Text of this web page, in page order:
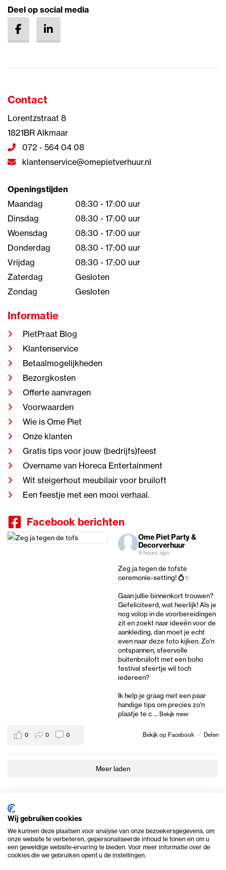
Deel op social media
Contact
Lorentzstraat 8
1821BR Alkmaar
072 - 564 04 08
klantenservice@omepietverhuur.nl
Openingstijden
Maandag
08:30 - 17:00 uur
Dinsdag
08:30 - 17:00 uur
Woensdag
08:30 - 17:00 uur
Donderdag
08:30 - 17:00 uur
Vrijdag
08:30 - 17:00 uur
Zaterdag
Gesloten
Zondag
Gesloten
Informatie
PietPraat Blog
Klantenservice
Betaalmogelijkheden
Bezorgkosten
Offerte aanvragen
Voorwaarden
Wie is Ome Piet
Onze klanten
Gratis tips voor jouw (bedrijfs)feest
Overname van Horeca Entertainment
Wit steigerhout meubilair voor bruiloft
Een feestje met een mooi verhaal.
Facebook berichten
Ome Piet Party &
Decorverhuur
9 hours ago
Zeg ja tegen de tofste
ceremonie-setting! 💍✨
Gaan jullie binnenkort trouwen?
Gefeliciteerd, wat heerlijk! Als je
nog volop in de voorbereidingen
zit en zoekt naar ideeën voor de
aankleding, dan moet je echt
even naar deze foto kijken. Zo'n
ontspannen, sfeervolle
buitenbruiloft met een boho
festival sfeertje wil toch
iedereen?
Ik help je graag met een paar
handige tips om precies zo'n
plaatje te c... Bekijk meer
Bekijk op Facebook · Delen
0 0 0
Meer laden
Wij gebruiken cookies
We kunnen deze plaatsen voor analyse van onze bezoekersgegevens, om
onze website te verbeteren, gepersonaliseerde inhoud te tonen en om u
een geweldige website-ervaring te bieden. Voor meer informatie over de
cookies die we gebruiken opent u de instellingen.